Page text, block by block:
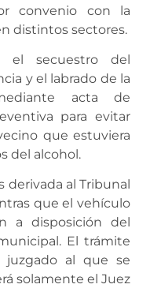
convenio con la
distintos sectores.
el secuestro del
y el labrado de la
acta de
para evitar
que estuviera
del alcohol.
derivada al Tribunal
que el vehículo
a disposición del
El trámite
al que se
solamente el Juez